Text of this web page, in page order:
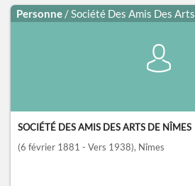
Personne / Société Des Amis Des Arts
SOCIÉTÉ DES AMIS DES ARTS DE NÎMES
(6 février 1881 - Vers 1938), Nîmes